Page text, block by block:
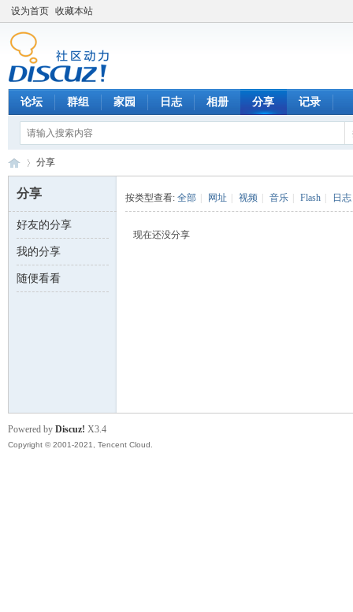
设为首页 收藏本站
论坛 群组 家园 日志 相册 分享 记录
数 ›
分享
分享
好友的分享
我的分享
随便看看
按类型查看: 全部 网址 视频 音乐 Flash 日志
现在还没分享
Powered by Discuz! X3.4
Copyright © 2001-2021, Tencent Cloud.